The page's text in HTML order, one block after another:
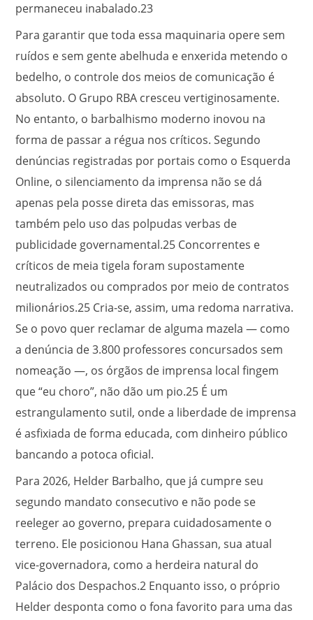
permaneceu inabalado.23
Para garantir que toda essa maquinaria opere sem
ruídos e sem gente abelhuda e enxerida metendo o
bedelho, o controle dos meios de comunicação é
absoluto. O Grupo RBA cresceu vertiginosamente.
No entanto, o barbalhismo moderno inovou na
forma de passar a régua nos críticos. Segundo
denúncias registradas por portais como o Esquerda
Online, o silenciamento da imprensa não se dá
apenas pela posse direta das emissoras, mas
também pelo uso das polpudas verbas de
publicidade governamental.25 Concorrentes e
críticos de meia tigela foram supostamente
neutralizados ou comprados por meio de contratos
milionários.25 Cria-se, assim, uma redoma narrativa.
Se o povo quer reclamar de alguma mazela — como
a denúncia de 3.800 professores concursados sem
nomeação —, os órgãos de imprensa local fingem
que “eu choro”, não dão um pio.25 É um
estrangulamento sutil, onde a liberdade de imprensa
é asfixiada de forma educada, com dinheiro público
bancando a potoca oficial.
Para 2026, Helder Barbalho, que já cumpre seu
segundo mandato consecutivo e não pode se
reeleger ao governo, prepara cuidadosamente o
terreno. Ele posicionou Hana Ghassan, sua atual
vice-governadora, como a herdeira natural do
Palácio dos Despachos.2 Enquanto isso, o próprio
Helder desponta como o fona favorito para uma das